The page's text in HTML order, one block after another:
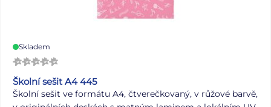
Skladem
Školní sešit A4 445
Školní sešit ve formátu A4, čtverečkovaný, v růžové barvě,